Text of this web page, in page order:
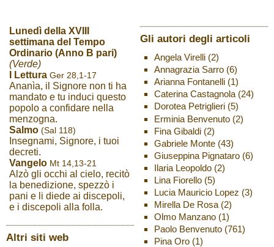
Lunedì della XVIII
settimana del Tempo
Ordinario (Anno B pari)
(Verde)
I Lettura Ger 28,1-17
Ananìa, il Signore non ti ha
mandato e tu induci questo
popolo a confidare nella
menzogna.
Salmo (Sal 118)
Insegnami, Signore, i tuoi
decreti.
Vangelo Mt 14,13-21
Alzò gli occhi al cielo, recitò
la benedizione, spezzò i
pani e li diede ai discepoli,
e i discepoli alla folla.
Altri siti web
Gli autori degli articoli
Angela Virelli(2)
Annagrazia Sarro(6)
Arianna Fontanelli(1)
Caterina Castagnola(24)
Dorotea Petriglieri(5)
Erminia Benvenuto(2)
Fina Gibaldi(2)
Gabriele Monte(43)
Giuseppina Pignataro(6)
Ilaria Leopoldo(2)
Lina Fiorello(5)
Lucia Mauricio Lopez (3)
Mirella De Rosa(2)
Olmo Manzano(1)
Paolo Benvenuto(761)
Pina Oro(1)